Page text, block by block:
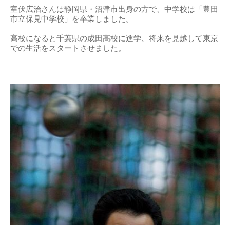
室伏広治さんは静岡県・沼津市出身の方で、中学校は「豊田
市立保見中学校」を卒業しました。
高校になると千葉県の成田高校に進学、将来を見越して東京
での生活をスタートさせました。